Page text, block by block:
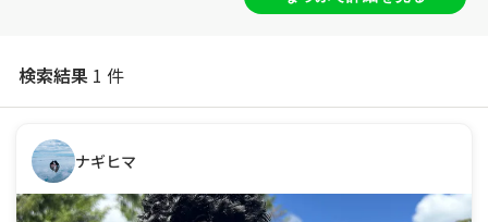
検索結果 1 件
ナギヒマ